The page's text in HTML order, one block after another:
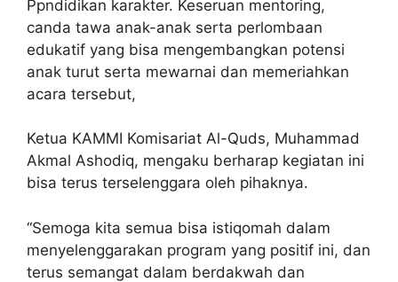
Ppndidikan karakter. Keseruan mentoring,
canda tawa anak-anak serta perlombaan
edukatif yang bisa mengembangkan potensi
anak turut serta mewarnai dan memeriahkan
acara tersebut,
Ketua KAMMI Komisariat Al-Quds, Muhammad
Akmal Ashodiq, mengaku berharap kegiatan ini
bisa terus terselenggara oleh pihaknya.
“Semoga kita semua bisa istiqomah dalam
menyelenggarakan program yang positif ini, dan
terus semangat dalam berdakwah dan